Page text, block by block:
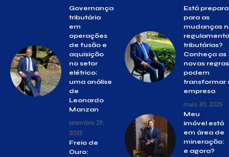
Governança
tributária
em
operações
de fusão e
aquisição
no setor
elétrico:
uma análise
de
Leonardo
Manzan
setembro 29,
2025
Freio de
Ouro:
Está
para as
mudanças
tributárias?
Conheça as
novas
podem
transformar
empresa
maio 30, 2025
Meu
imóvel está
em área de
mineração:
e agora?